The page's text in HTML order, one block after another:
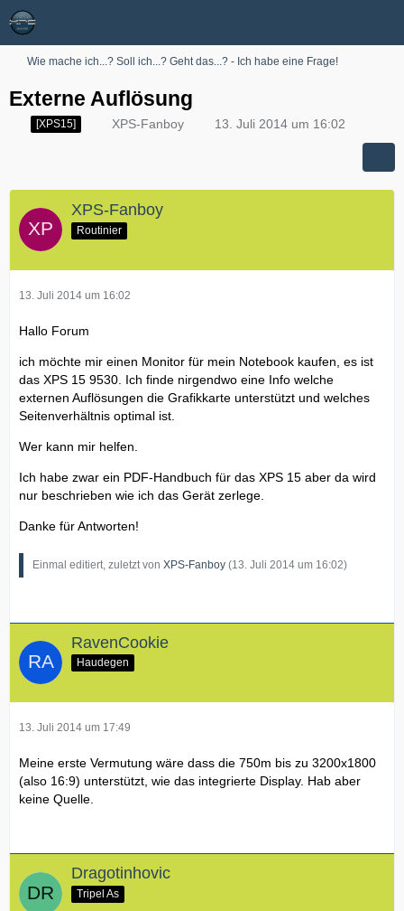
Wie mache ich...? Soll ich...? Geht das...? - Ich habe eine Frage!
Externe Auflösung
[XPS15] XPS-Fanboy 13. Juli 2014 um 16:02
XPS-Fanboy
Routinier
13. Juli 2014 um 16:02
Hallo Forum
ich möchte mir einen Monitor für mein Notebook kaufen, es ist
das XPS 15 9530. Ich finde nirgendwo eine Info welche
externen Auflösungen die Grafikkarte unterstützt und welches
Seitenverhältnis optimal ist.
Wer kann mir helfen.
Ich habe zwar ein PDF-Handbuch für das XPS 15 aber da wird
nur beschrieben wie ich das Gerät zerlege.
Danke für Antworten!
Einmal editiert, zuletzt von XPS-Fanboy (13. Juli 2014 um 16:02)
RavenCookie
Haudegen
13. Juli 2014 um 17:49
Meine erste Vermutung wäre dass die 750m bis zu 3200x1800
(also 16:9) unterstützt, wie das integrierte Display. Hab aber
keine Quelle.
Dragotinhovic
Tripel As